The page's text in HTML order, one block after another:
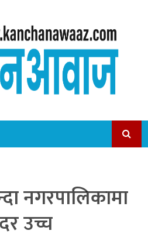
नगरपालिकामा
उच्च